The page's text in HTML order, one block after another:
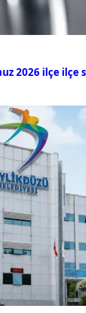
2026 ilçe